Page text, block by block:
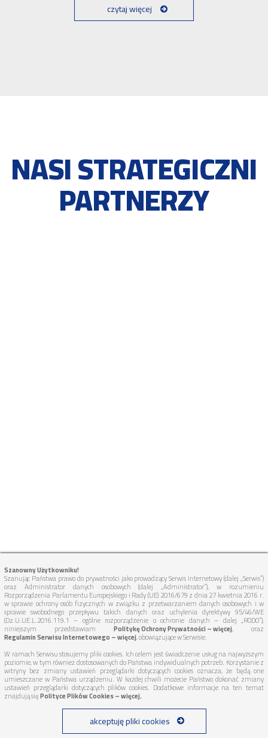
czytaj więcej
NASI STRATEGICZNI
PARTNERZY
Szanowny Użytkowniku!
Szanując Państwa prawo do prywatności jako prowadzący Serwis Internetowy (dalej „Serwis”)
oraz Administrator danych osobowych (dalej „Administrator”), w rozumieniu
Rozporządzenia Parlamentu Europejskiego i Rady (UE) 2016/679 z dnia 27 kwietnia 2016 r.
w sprawie ochrony osób fizycznych w związku z przetwarzaniem danych osobowych i w
sprawie swobodnego przepływu takich danych oraz uchylenia dyrektywy 95/46/WE
(Dz.U.UE.L.2016.119.1 – ogólne rozporządzenie o ochronie danych – dalej „RODO”),
niniejszym przedstawiam Politykę Ochrony Prywatności – więcej, oraz
Regulamin Serwisu Internetowego – więcej, obowiązujące w Serwisie.
W ramach Serwisu stosujemy pliki cookies. Ich celem jest świadczenie usług na najwyższym
poziomie, w tym również dostosowanych do Państwa indywidualnych potrzeb. Korzystanie z
witryny bez zmiany ustawień przeglądarki dotyczących cookies oznacza, że będą one
umieszczane w Państwa urządzeniu. W każdej chwili możecie Państwo dokonać zmiany
ustawień przeglądarki dotyczących plików cookies. Dodatkowe informacje na ten temat
znajdują sięPolityce Plików Cookies – więcej.
akceptuję pliki cookies